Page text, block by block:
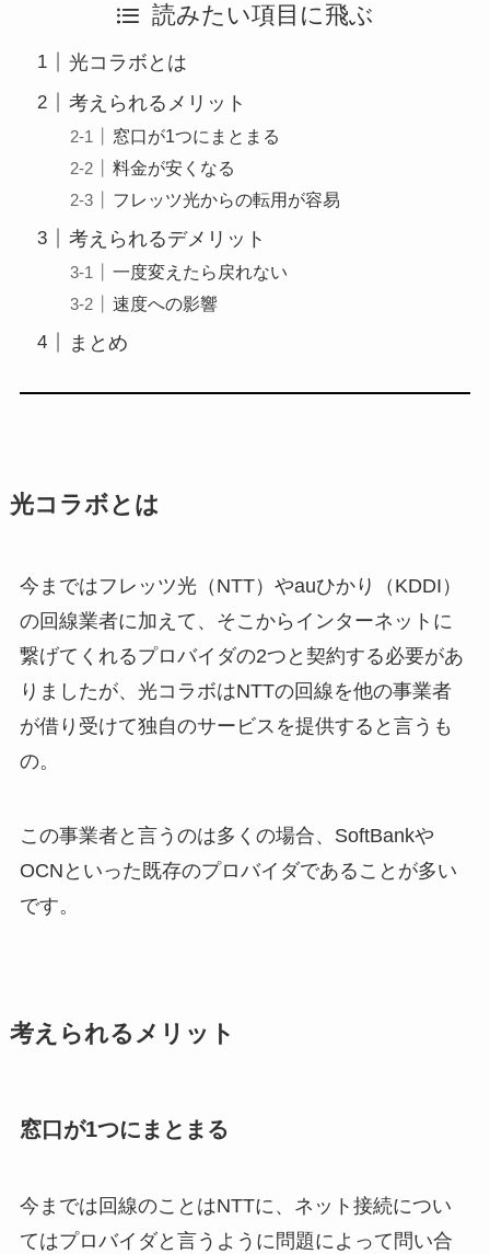
読みたい項目に飛ぶ
光コラボとは
考えられるメリット
窓口が1つにまとまる
料金が安くなる
フレッツ光からの転用が容易
考えられるデメリット
一度変えたら戻れない
速度への影響
まとめ
光コラボとは
今まではフレッツ光（NTT）やauひかり（KDDI）
の回線業者に加えて、そこからインターネットに
繋げてくれるプロバイダの2つと契約する必要があ
りましたが、光コラボはNTTの回線を他の事業者
が借り受けて独自のサービスを提供すると言うも
の。
この事業者と言うのは多くの場合、SoftBankや
OCNといった既存のプロバイダであることが多い
です。
考えられるメリット
窓口が1つにまとまる
今までは回線のことはNTTに、ネット接続につい
てはプロバイダと言うように問題によって問い合